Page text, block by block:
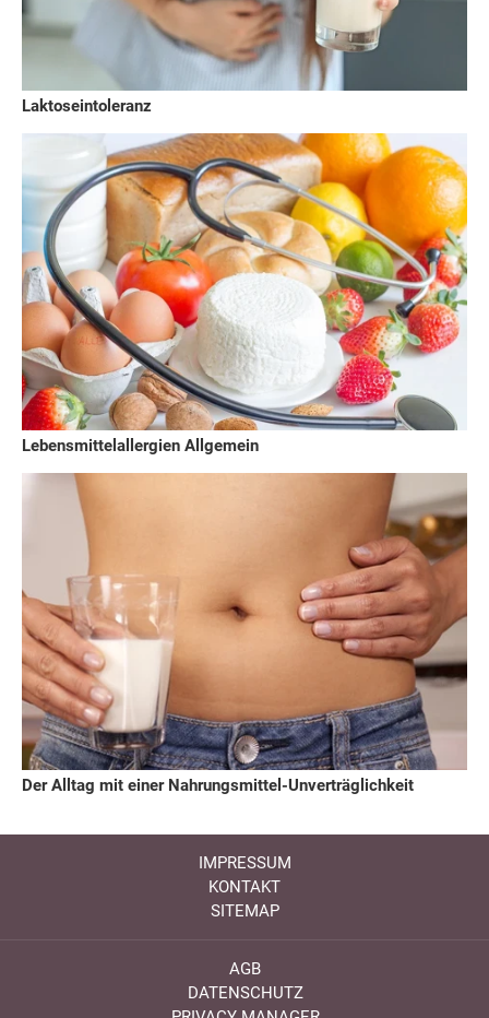
Laktoseintoleranz
Lebensmittelallergien Allgemein
Der Alltag mit einer Nahrungsmittel-Unverträglichkeit
IMPRESSUM
KONTAKT
SITEMAP
AGB
DATENSCHUTZ